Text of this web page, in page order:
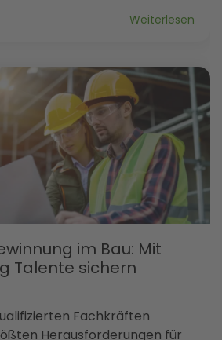
Weiterlesen
im Bau: Mit
Talente sichern
Fachkräften
Herausforderungen für